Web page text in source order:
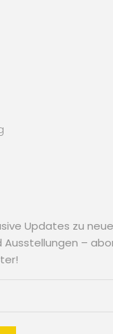
Updates zu
Ausstellungen –